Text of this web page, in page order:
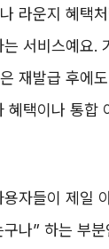
라운지 혜택
서비스예요.
재발급 후에
혜택이나 통합
자들이 제일
나” 하는 부